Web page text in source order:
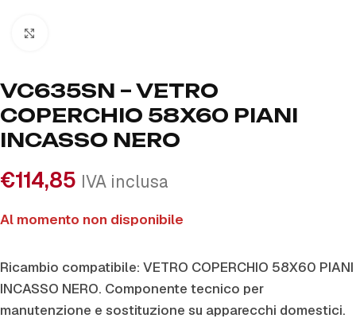
VC635SN – VETRO
COPERCHIO 58X60 PIANI
INCASSO NERO
€114,85 IVA inclusa
Al momento non disponibile
Ricambio compatibile: VETRO COPERCHIO 58X60 PIANI
INCASSO NERO. Componente tecnico per
manutenzione e sostituzione su apparecchi domestici.